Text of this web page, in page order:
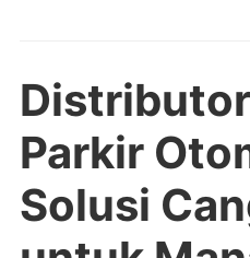
Parkir
Solusi